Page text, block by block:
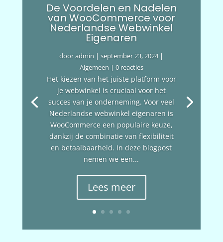
De Voordelen en Nadelen
van WooCommerce voor
Nederlandse Webwinkel
Eigenaren
dooradmin |september 23, 2024|
Algemeen | 0 reacties
Het kiezen van het juiste platform voor
je webwinkel is cruciaal voor het
succes van je onderneming. Voor veel
Nederlandse webwinkel eigenaren is
WooCommerce een populaire keuze,
dankzij de combinatie van flexibiliteit
en betaalbaarheid. In deze blogpost
nemen we een...
Lees meer